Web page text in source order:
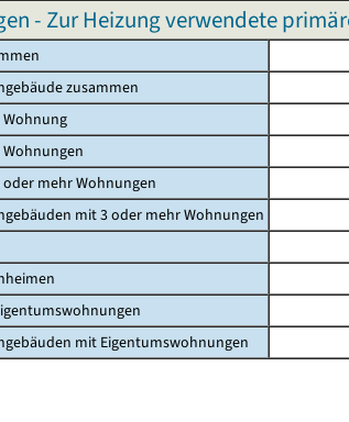
- Zur Heizung verwendete
zusammen
mehr Wohnungen
mit 3 oder mehr Wohnungen
mit Eigentumswohnungen